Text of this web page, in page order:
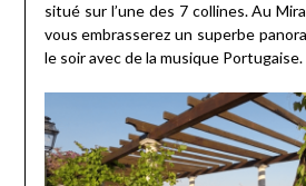
situé sur l’une des 7 collines. Au
vous embrasserez un superbe
le soir avec de la musique Portugaise.